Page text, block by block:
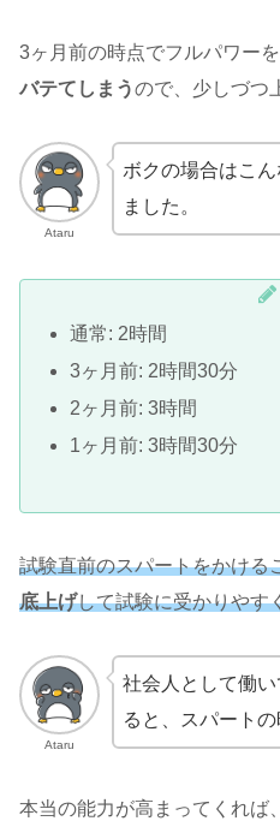
3ヶ月前の時点でフルパワー
バテてしまうので、少しづつ
Ataru
ボクの場合はこ
ました。
通常: 2時間
3ヶ月前: 2時間30分
2ヶ月前: 3時間
1ヶ月前: 3時間30分
試験直前のスパートをかける
底上げして試験に受かりやす
Ataru
社会人として働
ると、スパート
本当の能力が高まってくれば、